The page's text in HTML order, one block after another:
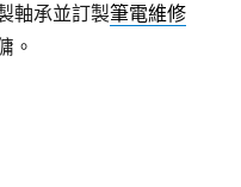
軸承並訂製筆電維修
。